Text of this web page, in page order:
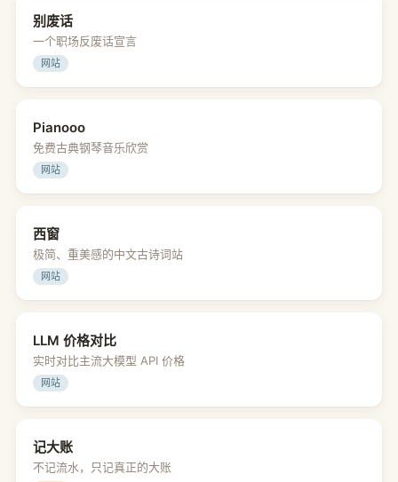
别废话
一个职场反废话宣言
网站
Pianooo
免费古典钢琴音乐欣赏
网站
西窗
极简、重美感的中文古诗词站
网站
LLM 价格对比
实时对比主流大模型 API 价格
网站
记大账
不记流水，只记真正的大账